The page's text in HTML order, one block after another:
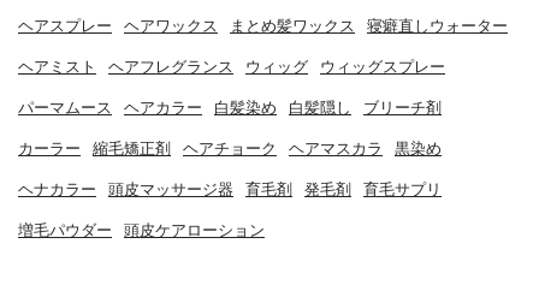
ヘアスプレー ヘアワックス まとめ髪ワックス 寝癖直しウォーター
ヘアミスト ヘアフレグランス ウィッグ ウィッグスプレー
パーマムース ヘアカラー 白髪染め 白髪隠し ブリーチ剤
カーラー 縮毛矯正剤 ヘアチョーク ヘアマスカラ 黒染め
ヘナカラー 頭皮マッサージ器 育毛剤 発毛剤 育毛サプリ
増毛パウダー 頭皮ケアローション